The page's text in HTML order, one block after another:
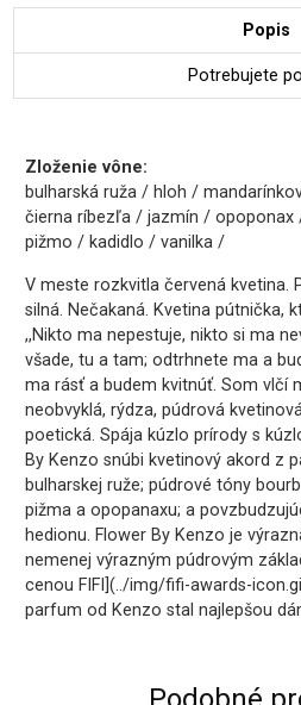
Popis
Potrebujete
Zloženie vône:
bulharská ruža / hloh /
čierna ríbezľa / jazmín / opoponax
pižmo / kadidlo / vanilka /
V meste rozkvitla červená kvetina.
silná. Nečakaná. Kvetina pútnička,
,,Nikto ma nepestuje, nikto si ma
všade, tu a tam; odtrhnete ma a
ma rásť a budem kvitnúť. Som vlčí
neobvyklá, rýdza, púdrová
poetická. Spája kúzlo prírody s
By Kenzo snúbi kvetinový akord z
bulharskej ruže; púdrové tóny
pižma a opopanaxu; a
hedionu. Flower By Kenzo je
nemenej výrazným púdrovým
cenou FIFI](../img/fifi-awards-
parfum od Kenzo stal najlepšou